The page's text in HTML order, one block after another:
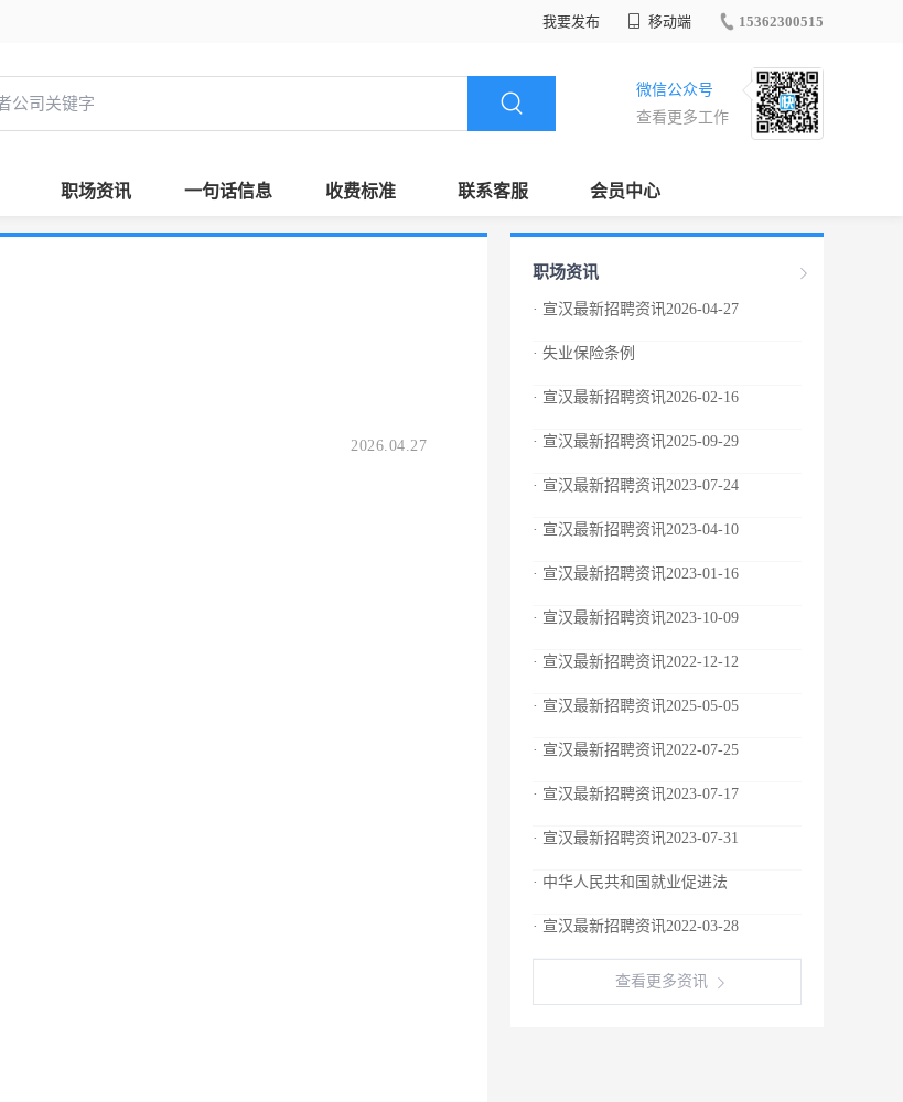
我要发布 移动端 15362300515
微信公众号
查看更多工作
职场资讯 一句话信息 收费标准 联系客服 会员中心
2026.04.27
职场资讯
· 宣汉最新招聘资讯2026-04-27
· 失业保险条例
· 宣汉最新招聘资讯2026-02-16
· 宣汉最新招聘资讯2025-09-29
· 宣汉最新招聘资讯2023-07-24
· 宣汉最新招聘资讯2023-04-10
· 宣汉最新招聘资讯2023-01-16
· 宣汉最新招聘资讯2023-10-09
· 宣汉最新招聘资讯2022-12-12
· 宣汉最新招聘资讯2025-05-05
· 宣汉最新招聘资讯2022-07-25
· 宣汉最新招聘资讯2023-07-17
· 宣汉最新招聘资讯2023-07-31
· 中华人民共和国就业促进法
· 宣汉最新招聘资讯2022-03-28
查看更多资讯